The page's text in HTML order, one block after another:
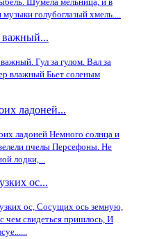
голубоглазый хмель....
важный...
Гул за гулом. Вал за
влажный Бьет соленым
ладоней...
ладоней Немного солнца и
пчелы Персефоны. Не
лодки,...
ос...
ос, Сосущих ось земную,
чем свидеться пришлось, И